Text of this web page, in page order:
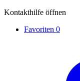
Kontakthilfe öffnen
Favoriten 0